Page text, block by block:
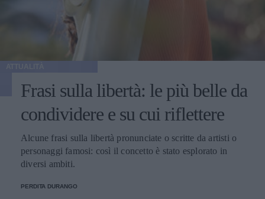
Frasi sulla libertà: le più belle da
condividere e su cui riflettere
Alcune frasi sulla libertà pronunciate o scritte da artisti o
personaggi famosi: così il concetto è stato esplorato in
diversi ambiti.
PERDITA DURANGO